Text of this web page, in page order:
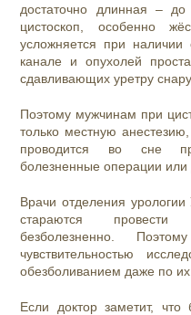
достаточно длинная –
цистоскоп, особенно
усложняется при наличии
канале и опухолей
сдавливающих уретру
Поэтому мужчинам при
только местную
проводится во сне
болезненные операции или
Врачи отделения урологии
стараются провести
безболезненно.
чувствительностью
обезболиванием даже по
Если доктор заметит,